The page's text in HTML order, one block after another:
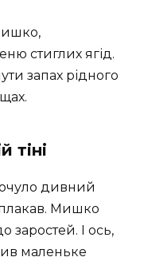
стиглих ягід.
запах рідного
тіні
дивний
плакав. Мишко
заростей. І ось,
маленьке